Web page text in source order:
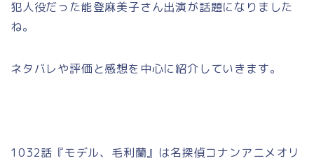
犯人役だった能登麻美子さん出演が話題になりました
ね。
ネタバレや評価と感想を中心に紹介していきます。
1032話『モデル、毛利蘭』は名探偵コナンアニメオリ